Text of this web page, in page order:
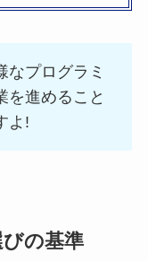
なプログラミ
を進めること
よ!
の基準